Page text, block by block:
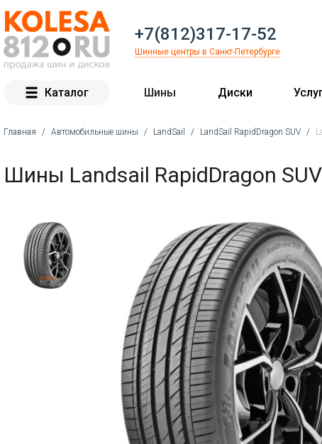
+7(812)317-17-52
Шинные центры в Санкт-Петербурге
Каталог Шины Диски
Главная / Автомобильные шины / LandSail / LandSail RapidDragon SUV /
Шины Landsail RapidDragon